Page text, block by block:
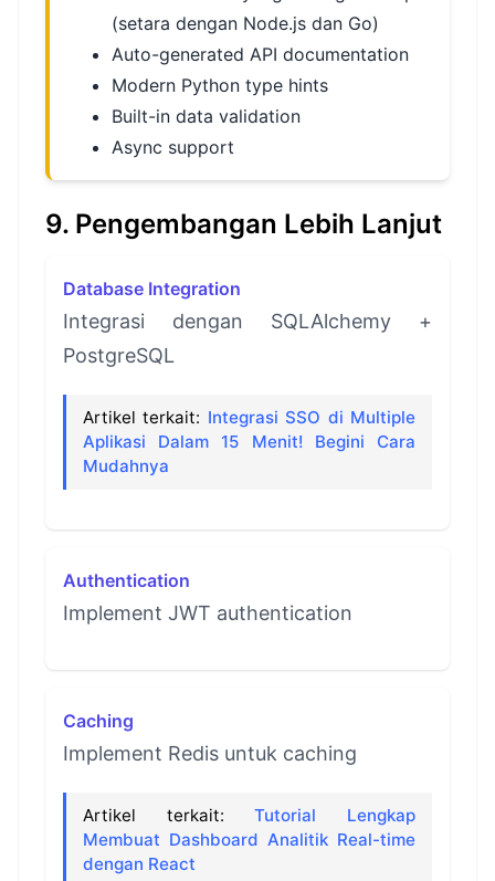
(setara dengan Node.js dan Go)
Auto-generated API documentation
Modern Python type hints
Built-in data validation
Async support
9. Pengembangan Lebih Lanjut
Database Integration
Integrasi dengan SQLAlchemy +
PostgreSQL
Artikel terkait: Integrasi SSO di Multiple
Aplikasi Dalam 15 Menit! Begini Cara
Mudahnya
Authentication
Implement JWT authentication
Caching
Implement Redis untuk caching
Artikel terkait:Tutorial Lengkap
Membuat Dashboard Analitik Real-time
dengan React